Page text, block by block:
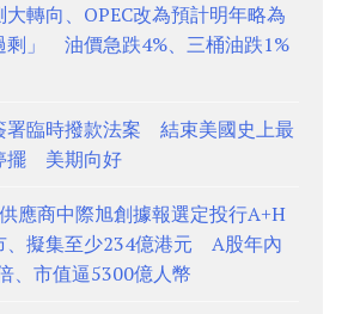
轉向、OPEC改為預計明年略為
剩」 油價急跌4%、三桶油跌1%
署臨時撥款法案 結束美國史上最
擺 美期向好
應商中際旭創據報選定投行A+H
、擬集至少234億港元 A股年內
、市值逼5300億人幣